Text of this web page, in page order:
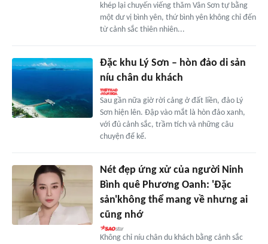
khép lại chuyến viếng thăm Vân Sơn tự bằng
một dư vị bình yên, thứ bình yên không chỉ đến
từ cảnh sắc thiên nhiên...
Đặc khu Lý Sơn – hòn đảo di sản
níu chân du khách
Sau gần nữa giờ rời cảng ở đất liền, đảo Lý
Sơn hiện lên. Đập vào mắt là hòn đảo xanh,
với đủ cảnh sắc, trầm tích và những câu
chuyện để kể.
Nét đẹp ứng xử của người Ninh
Bình quê Phương Oanh: 'Đặc
sản'không thể mang về nhưng ai
cũng nhớ
Không chỉ níu chân du khách bằng cảnh sắc